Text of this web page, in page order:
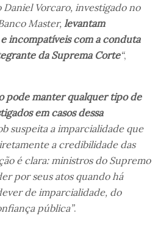
Vorcaro, investigado no
Master, levantam
incompatíveis com a conduta
da Suprema Corte“,
pode manter qualquer tipo de
em casos dessa
suspeita a imparcialidade que
a credibilidade das
é clara: ministros do Supremo
por seus atos quando há
de imparcialidade, do
pública”.